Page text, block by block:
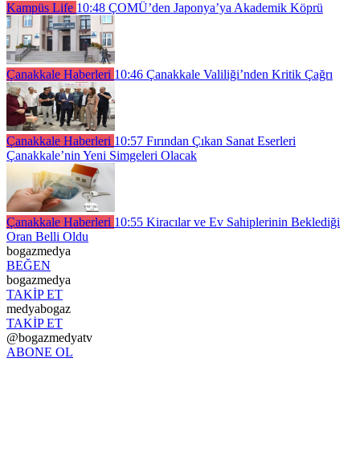
Kampüs Life 10:48 ÇOMÜ’den Japonya’ya Akademik Köprü
Çanakkale Haberleri 10:46 Çanakkale Valiliği’nden Kritik Çağrı
Çanakkale Haberleri 10:57 Fırından Çıkan Sanat Eserleri
Çanakkale’nin Yeni Simgeleri Olacak
Çanakkale Haberleri 10:55 Kiracılar ve Ev Sahiplerinin Beklediği
Oran Belli Oldu
bogazmedya
BEĞEN
bogazmedya
TAKİP ET
medyabogaz
TAKİP ET
@bogazmedyatv
ABONE OL